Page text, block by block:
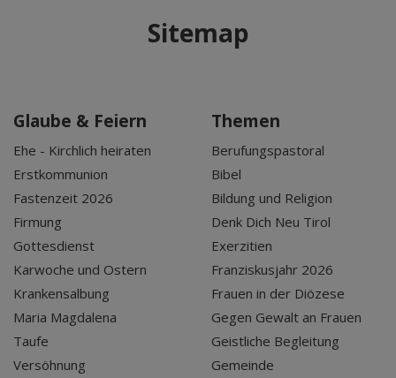
Sitemap
Glaube & Feiern
Ehe - Kirchlich heiraten
Erstkommunion
Fastenzeit 2026
Firmung
Gottesdienst
Karwoche und Ostern
Krankensalbung
Maria Magdalena
Taufe
Versöhnung
Themen
Berufungspastoral
Bibel
Bildung und Religion
Denk Dich Neu Tirol
Exerzitien
Franziskusjahr 2026
Frauen in der Diözese
Gegen Gewalt an Frauen
Geistliche Begleitung
Gemeinde